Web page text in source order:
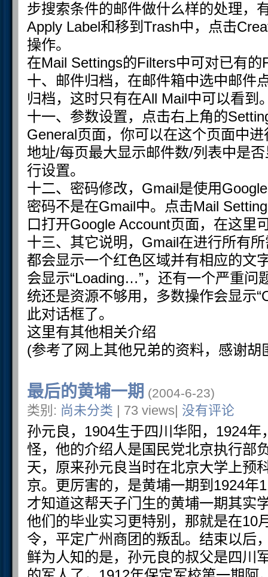
步搜索条件的邮件做什么样的处理，
Apply Label和移到Trash中，点击
操作。
在Mail Settings的Filters中可对已有
十、邮件归档，在邮件箱中选中邮件
归档，这时只有在All Mail中可以看到
十一、参数设置，点击右上角的
General页面，你可以在这个页面中
地址/每页最大显示邮件数/列表中是
行设置。
十二、密码修改，Gmail是使用
密码不是在Gmail中。点击Mail
口打开Google Account页面，在这里
十三、其它说明，Gmail在进行所有
都会显示一个红色区域并有相应的文
会显示“Loading…”，还有一个严重问
统还是资源不够用，多数操作会显示
此对话框了。
这里有其他相关介绍
(参考了网上其他兄弟的资料，感谢胡
最后的黄埔一期 (2004-6-23)
类别: 尚未分类 | 73 views| 没有评论
孙元良，1904生于四川华阳，1924
怪，他的介绍人是国民党北京执行部
天，原来孙元良当时在北京大学上预
京。更厉害的，是黄埔一期到1924年
才知道这帮天子门生的黄埔一期其实
他们的毕业实习更特别，那就是在10
令，平定广州商团的叛乱。结束以后
鲜为人知的是，孙元良的叔父是四川